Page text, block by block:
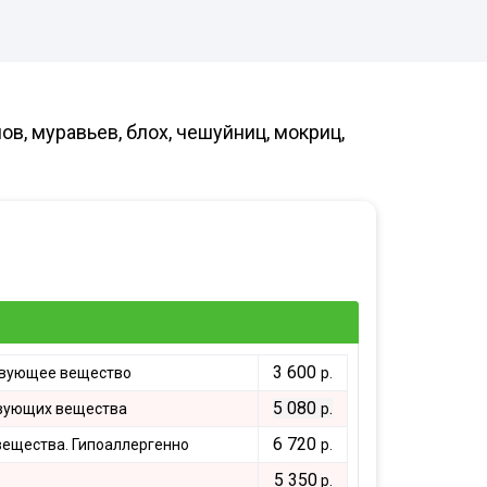
муравьев, блох, чешуйниц, мокриц,
вещество 3 600 р.
вещества 5 080 р.
Гипоаллергенно 6 720 р.
5 350р.